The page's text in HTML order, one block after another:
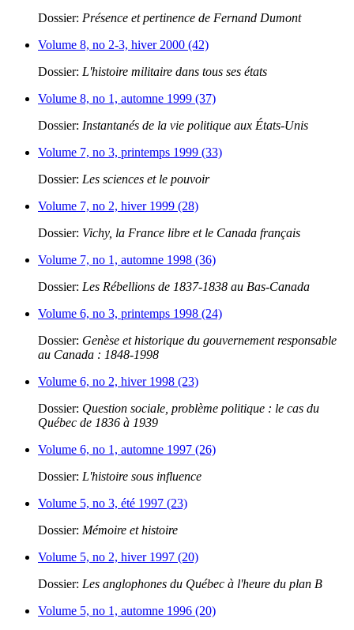
Dossier: Présence et pertinence de Fernand Dumont
Volume 8, no 2-3, hiver 2000 (42)
Dossier: L'histoire militaire dans tous ses états
Volume 8, no 1, automne 1999 (37)
Dossier: Instantanés de la vie politique aux États-Unis
Volume 7, no 3, printemps 1999 (33)
Dossier: Les sciences et le pouvoir
Volume 7, no 2, hiver 1999 (28)
Dossier: Vichy, la France libre et le Canada français
Volume 7, no 1, automne 1998 (36)
Dossier: Les Rébellions de 1837-1838 au Bas-Canada
Volume 6, no 3, printemps 1998 (24)
Dossier: Genèse et historique du gouvernement responsable
au Canada : 1848-1998
Volume 6, no 2, hiver 1998 (23)
Dossier: Question sociale, problème politique : le cas du
Québec de 1836 à 1939
Volume 6, no 1, automne 1997 (26)
Dossier: L'histoire sous influence
Volume 5, no 3, été 1997 (23)
Dossier: Mémoire et histoire
Volume 5, no 2, hiver 1997 (20)
Dossier: Les anglophones du Québec à l'heure du plan B
Volume 5, no 1, automne 1996 (20)